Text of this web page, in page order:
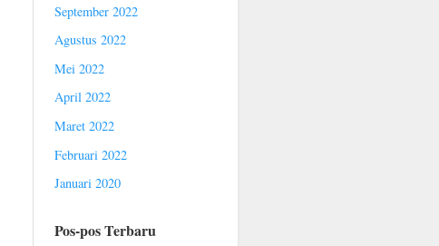
September 2022
Agustus 2022
Mei 2022
April 2022
Maret 2022
Februari 2022
Januari 2020
Pos-pos Terbaru